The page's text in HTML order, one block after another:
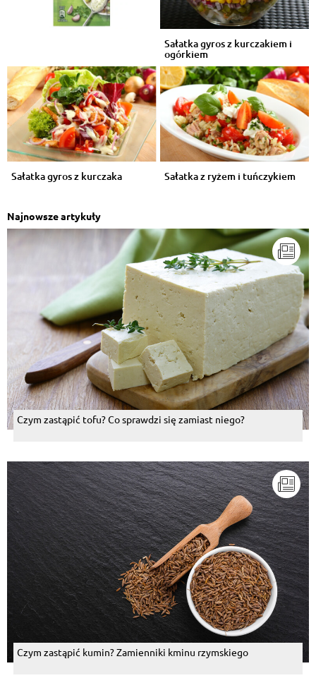
Sałatka gyros z kurczakiem i
ogórkiem
Sałatka gyros z kurczaka Sałatka z ryżem i tuńczykiem
Najnowsze artykuły
Czym zastąpić tofu? Co sprawdzi się zamiast niego?
Czym zastąpić kumin? Zamienniki kminu rzymskiego